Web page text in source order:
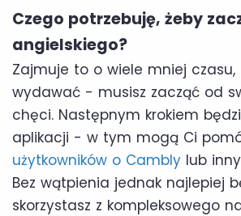
Czego potrzebuję, żeby
angielskiego?
Zajmuje to o wiele mniej czasu,
wydawać - musisz zacząć od
chęci. Następnym krokiem
aplikacji - w tym mogą Ci
użytkowników o Cambly lub
Bez wątpienia jednak najlepiej
skorzystasz z kompleksowego